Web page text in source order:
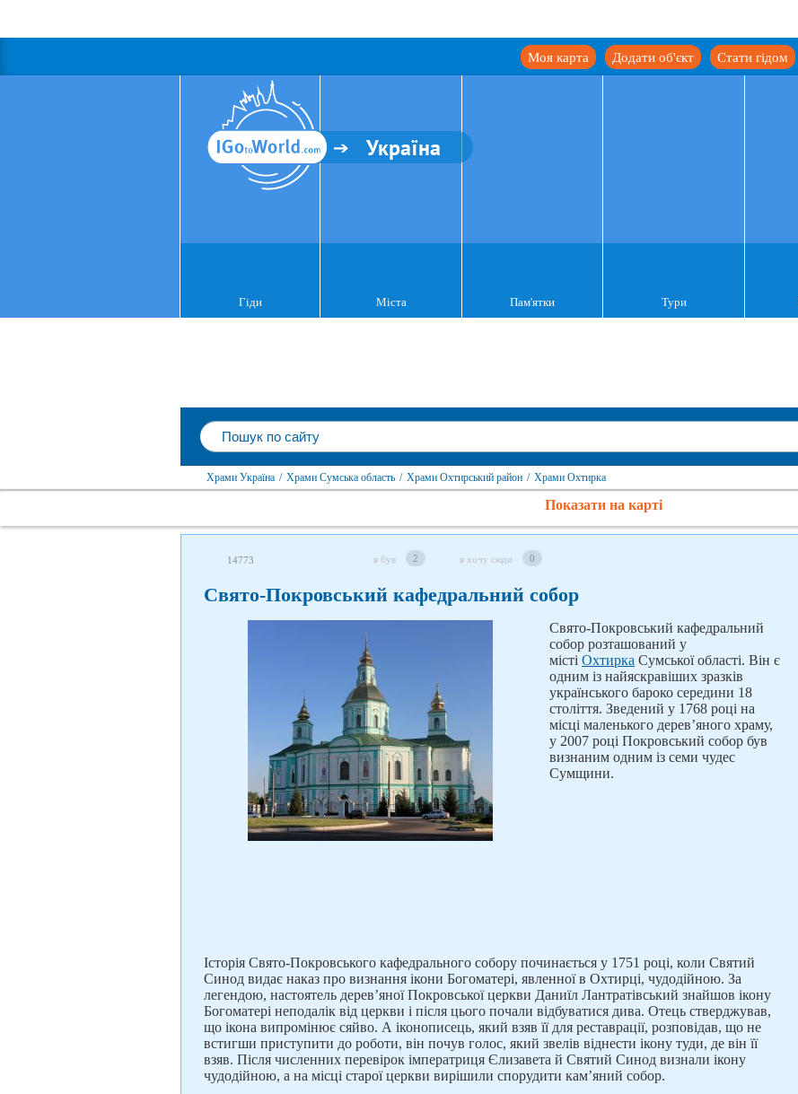
Стати гідом
Додати об'єкт
Моя карта
Україна
Гіди Міста Пам'ятки Тури
Храми Україна / Храми Сумська область / Храми Охтирський район / Храми Охтирка
Показати на карті
14773 я був 2 я хочу сюди 0
Свято-Покровський кафедральний собор
Свято-Покровський кафедральний
собор розташований у
місті Охтирка Сумської області. Він є
одним із найяскравіших зразків
українського бароко середини 18
століття. Зведений у 1768 році на
місці маленького дерев’яного храму,
у 2007 році Покровський собор був
визнаним одним із семи чудес
Сумщини.
Історія Свято-Покровського кафедрального собору починається у 1751 році, коли Святий
Синод видає наказ про визнання ікони Богоматері, явленної в Охтирці, чудодійною. За
легендою, настоятель дерев’яної Покровської церкви Даниїл Лантратівський знайшов ікону
Богоматері неподалік від церкви і після цього почали відбуватися дива. Отець стверджував,
що ікона випромінює сяйво. А іконописець, який взяв її для реставрації, розповідав, що не
встигши приступити до роботи, він почув голос, який звелів віднести ікону туди, де він її
взяв. Після численних перевірок імператриця Єлизавета й Святий Синод визнали ікону
чудодійною, а на місці старої церкви вирішили спорудити кам’яний собор.